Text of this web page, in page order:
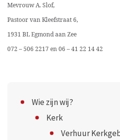
MevrouwA. Slof,
Pastoor van Kleefstraat 6,
1931 BL Egmond aan Zee
072 – 506 2217 en 06 – 41 22 14 42
Wie zijn wij?
Kerk
Verhuur